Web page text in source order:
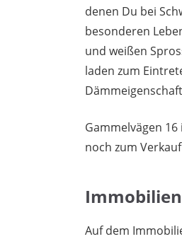
denen Du bei
besonderen
und weißen
laden zum
Gammelvägen
noch zum
Auf dem